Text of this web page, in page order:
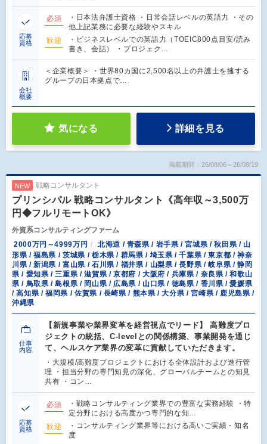
応募
資格
必須
・日本法弁護士資格 ・日常会話レベルの英語力 ・その
他上記業務に必要な経験やスキル
歓迎
・ビジネスレベルでの英語力（TOEIC800点目安/読み
書き、会話） ・プロジェク…
会社
概要
＜企業概要＞ ・世界80カ国に2,500名以上の弁護士を擁する
グループの日本拠点で…
気になる 詳細を見る
掲載期間：26/08/06～26/08/19
NEW 戦略コンサルタント
プリンシパル 戦略コンサルタント《高年収～3,500万
円◆フルリモートOK》
外資系コンサルティングファーム
2000万円～4999万円
北海道 / 青森県 / 岩手県 / 宮城県 / 秋田県 / 山
形県 / 福島県 / 茨城県 / 栃木県 / 群馬県 / 埼玉県 / 千葉県 / 東京都 / 神奈
川県 / 新潟県 / 富山県 / 石川県 / 福井県 / 山梨県 / 長野県 / 岐阜県 / 静岡
県 / 愛知県 / 三重県 / 滋賀県 / 京都府 / 大阪府 / 兵庫県 / 奈良県 / 和歌山
県 / 鳥取県 / 島根県 / 岡山県 / 広島県 / 山口県 / 徳島県 / 香川県 / 愛媛県
/ 高知県 / 福岡県 / 佐賀県 / 長崎県 / 熊本県 / 大分県 / 宮崎県 / 鹿児島県 /
沖縄県
仕事
内容
【新規事業や業界変革を経営視点でリード】 高難度プロ
ジェクトの統括、C-levelとの関係構築、事業開発を通じ
て、ヘルスケア業界の変革に貢献していただきます。
・大規模/高難度プロジェクトにおける全体設計および進行管
理 ・担当分野の専門知見の深化、グローバルチームとの知見
共有 ・コン…
応募
資格
必須
・戦略コンサルティング業界での豊富な実務経験 ・特
定分野における高度かつ専門的な知…
歓迎
・コンサルティング業界等における高いご実績・知名
度